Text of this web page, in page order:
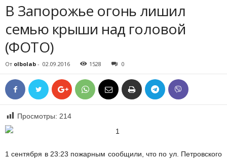
В Запорожье огонь лишил
семью крыши над головой
(ФОТО)
От olbolab - 02.09.2016 1528 0
Просмотры: 214
1 сентября в 23:23 пожарным сообщили, что по ул. Петровского